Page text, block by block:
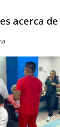
acerca